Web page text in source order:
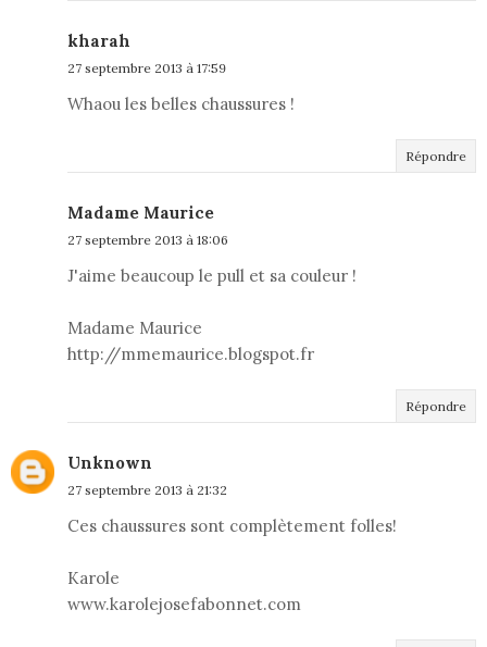
kharah
27 septembre 2013 à 17:59
Whaou les belles chaussures !
Répondre
Madame Maurice
27 septembre 2013 à 18:06
J'aime beaucoup le pull et sa couleur !
Madame Maurice
http://mmemaurice.blogspot.fr
Répondre
Unknown
27 septembre 2013 à 21:32
Ces chaussures sont complètement folles!
Karole
www.karolejosefabonnet.com